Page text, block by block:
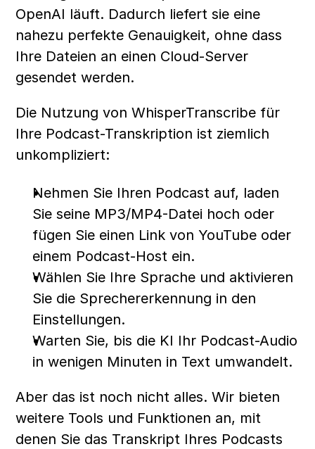
OpenAI läuft. Dadurch liefert sie eine
nahezu perfekte Genauigkeit, ohne dass
Ihre Dateien an einen Cloud-Server
gesendet werden.
Die Nutzung von WhisperTranscribe für
Ihre Podcast-Transkription ist ziemlich
unkompliziert:
Nehmen Sie Ihren Podcast auf, laden
Sie seine MP3/MP4-Datei hoch oder
fügen Sie einen Link von YouTube oder
einem Podcast-Host ein.
Wählen Sie Ihre Sprache und aktivieren
Sie die Sprechererkennung in den
Einstellungen.
Warten Sie, bis die KI Ihr Podcast-Audio
in wenigen Minuten in Text umwandelt.
Aber das ist noch nicht alles. Wir bieten
weitere Tools und Funktionen an, mit
denen Sie das Transkript Ihres Podcasts